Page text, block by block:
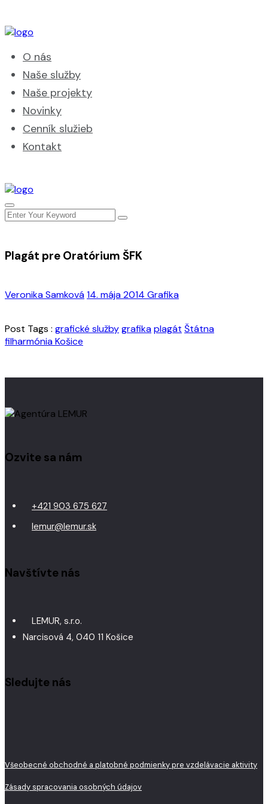
O nás
Naše služby
Naše projekty
Novinky
Cenník služieb
Kontakt
Veronika Samková14. mája 2014 Grafika
Plagát pre Oratórium ŠFK
Post Tags : grafické službygrafikaplagát Štátna
filharmónia Košice
Ozvite sa nám
+421 903 675 627
lemur@lemur.sk
Navštívte nás
LEMUR, s.r.o.
Narcisová 4, 040 11 Košice
Sledujte nás
Všeobecné obchodné a platobné podmienky pre vzdelávacie aktivity
Zásady spracovania osobných údajov